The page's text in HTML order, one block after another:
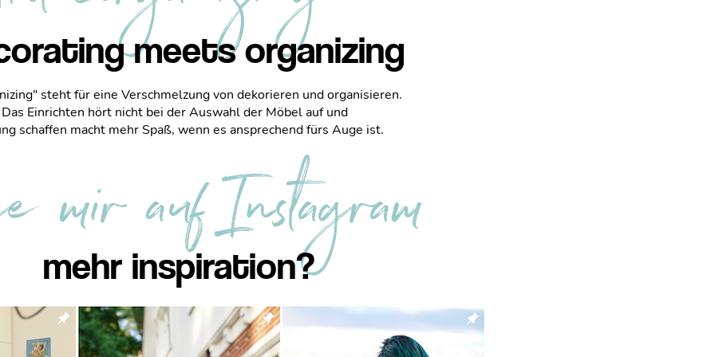
meets organizing
steht für eine Verschmelzung von dekorieren und organisieren.
Das Einrichten hört nicht bei der Auswahl der Möbel auf und
schaffen macht mehr Spaß, wenn es ansprechend fürs Auge ist.
mir auf Instagram
mehr inspiration?